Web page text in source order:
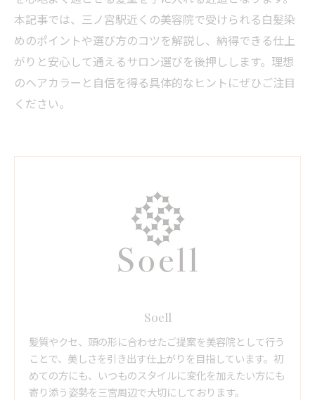
本記事では、三ノ宮駅近くの美容院で受けられる白髪染
めのポイントや選び方のコツを解説し、納得できる仕上
がりと安心して通えるサロン選びを後押しします。理想
のヘアカラーと自信を得る具体的なヒントにぜひご注目
ください。
Soell
髪質やクセ、頭の形に合わせたご提案を美容院として行う
ことで、美しさを引き出す仕上がりを目指しています。初
めての方にも、いつものスタイルに変化を加えたい方にも
寄り添う姿勢を三宮周辺で大切にしております。